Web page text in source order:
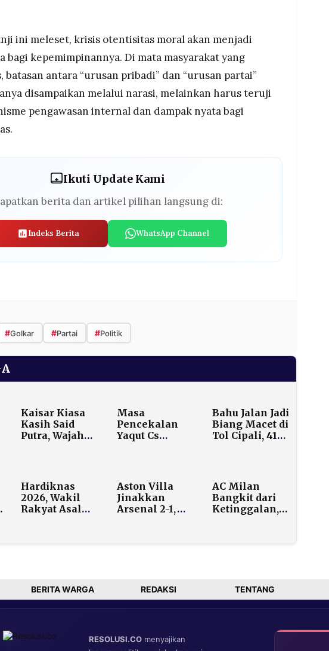
ini meleset, krisis otentisitas moral akan menjadi
bagi kepemimpinannya. Di mata masyarakat yang
batasan antara “urusan pribadi” dan “urusan partai”
disampaikan melalui narasi, melainkan harus teruji
pengawasan internal dan dampak nyata bagi
Ikuti Update Kami
berita dan artikel pilihan langsung di:
Indeks Berita WhatsApp Channel
#Golkar #Partai #Politik
Kaisar Kiasa
Kasih Said
Putra, Wajah
Struktur Jateng
Masa
Pencekalan
Yaqut Cs
Proses Hukum
Bahu Jalan Jadi
Biang Macet di
Tol Cipali, 41
Melintas Sejak
Tengah
Malam
Hardiknas
2026, Wakil
Rakyat Asal
Aston Villa
Jinakkan
Arsenal 2-1,
AC Milan
Bangkit dari
Ketinggalan,
BERITA WARGA REDAKSI TENTANG
RESOLUSI.CO menyajikan